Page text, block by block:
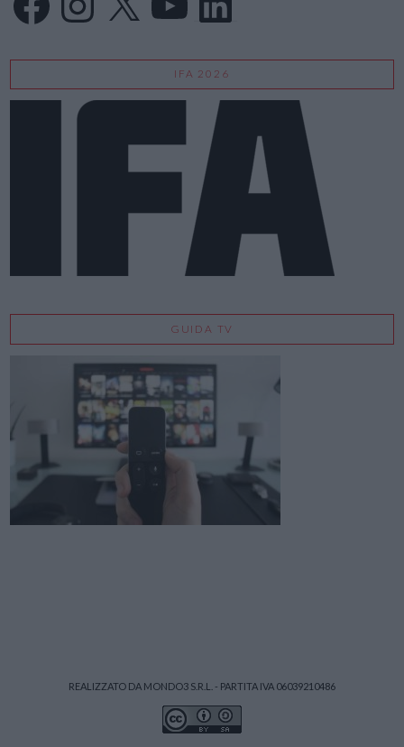
IFA 2026
GUIDA TV
REALIZZATO DA MONDO3 S.R.L. - PARTITA IVA 06039210486